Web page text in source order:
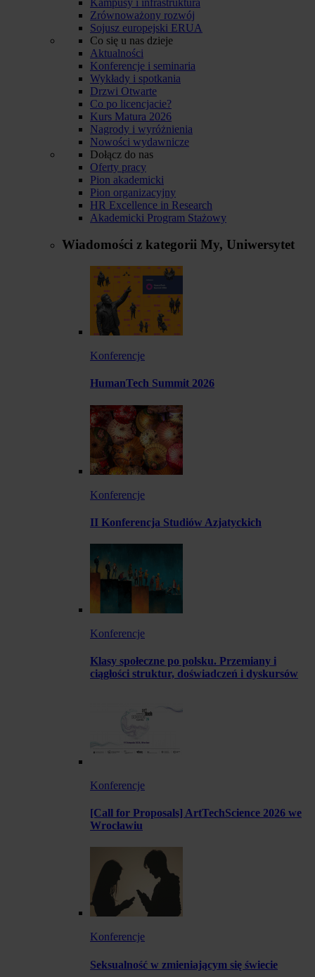
Zrównoważony rozwój
Sojusz europejski ERUA
Co się u nas dzieje
Aktualności
Konferencje i seminaria
Wykłady i spotkania
Drzwi Otwarte
Co po licencjacie?
Kurs Matura 2026
Nagrody i wyróżnienia
Nowości wydawnicze
Dołącz do nas
Oferty pracy
Pion akademicki
Pion organizacyjny
HR Excellence in Research
Akademicki Program Stażowy
Wiadomości z kategorii My, Uniwersytet
Konferencje
HumanTech Summit 2026
Konferencje
II Konferencja Studiów Azjatyckich
Konferencje
Klasy społeczne po polsku. Przemiany i
ciągłości struktur, doświadczeń i dyskursów
Konferencje
[Call for Proposals] ArtTechScience 2026 we
Wrocławiu
Konferencje
Seksualność w zmieniającym się świecie